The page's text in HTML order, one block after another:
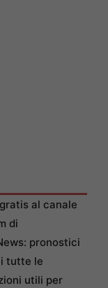
al canale
di
pronostici
tutte le
utili per